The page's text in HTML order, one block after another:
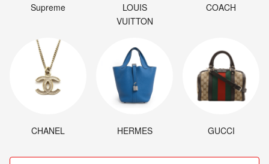
Supreme
LOUIS
VUITTON
COACH
CHANEL HERMES GUCCI